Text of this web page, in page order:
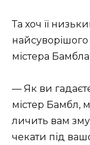
Та хоч її
містера
— Як ви
містер Бамбл,
личить вам
чекати під